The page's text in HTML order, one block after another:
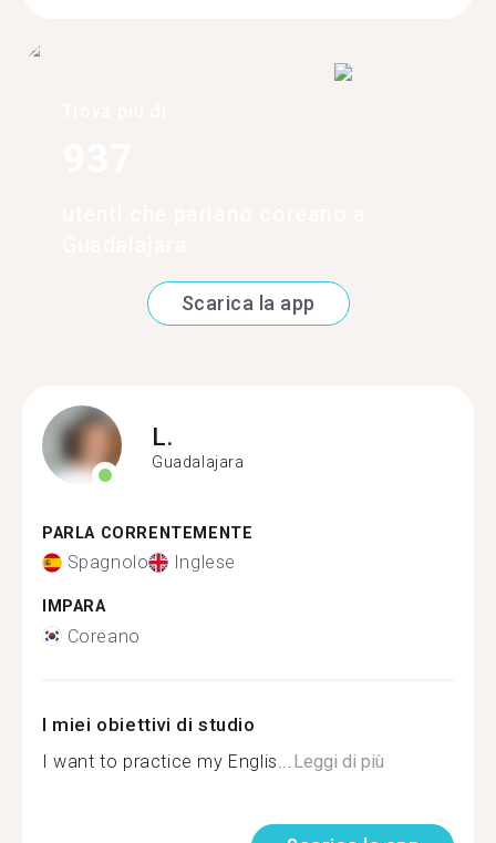
Scarica la app
L.
Guadalajara
PARLA CORRENTEMENTE
Spagnolo Inglese
IMPARA
Coreano
I miei obiettivi di studio
I want to practice my Englis... Leggi di più